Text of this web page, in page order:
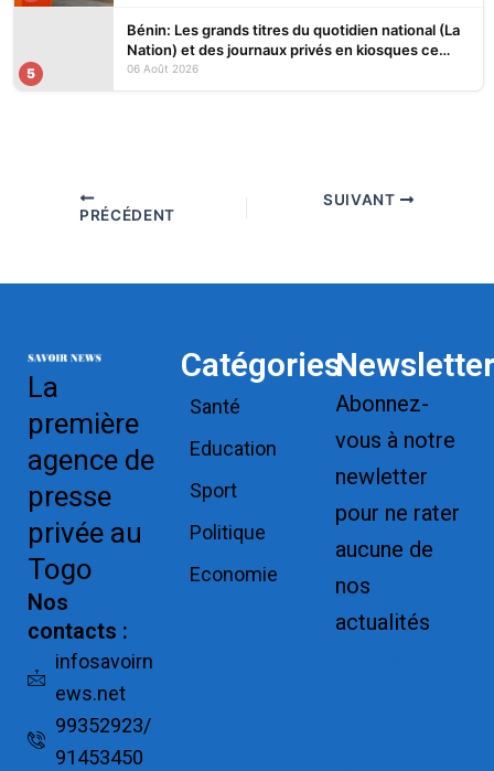
5
Bénin: Les grands titres du quotidien national (La
Nation) et des journaux privés en kiosques ce
jeudi 6 Août 2026
06 Août 2026
PRÉCÉDENT
SUIVANT
La
première
agence de
presse
privée au
Togo
Nos
contacts :
infosavoirn
ews.net
99352923/
91453450
Catégories
Santé
Education
Sport
Politique
Economie
Newsletter
Abonnez-
vous à notre
newletter
pour ne rater
aucune de
nos
actualités